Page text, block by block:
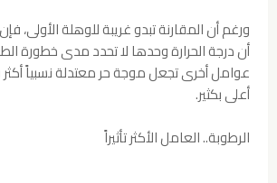
ورغم أن المقارنة تبدو غريبة للوهلة الأولى،
أن درجة الحرارة وحدها لا تحدد مدى خطورة
عوامل أخرى تجعل موجة حر معتدلة نسبياً
أعلى بكثير.
الرطوبة.. العامل الأكثر تأثيراً